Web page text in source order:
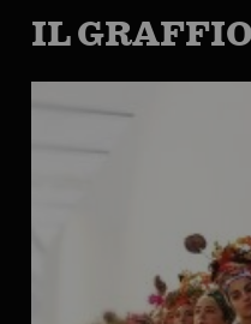
IL GRAFFIO